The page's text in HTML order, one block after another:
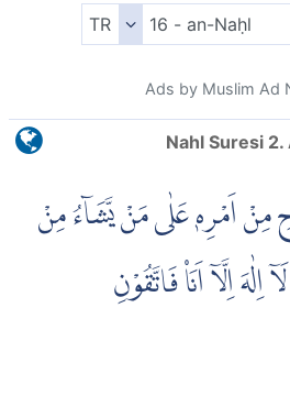
Ads by Muslim Ad
Nahl Suresi 2.
مِنْ اَمْرِهٖ عَلٰى مَنْ يَّشَاۤءُ مِنْ
اِلٰهَ اِلَّآ اَنَا۠ فَاتَّقُوْنِ